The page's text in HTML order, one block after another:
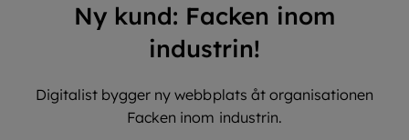
Ny kund: Facken inom
industrin!
Digitalist bygger ny webbplats åt organisationen
Facken inom industrin.